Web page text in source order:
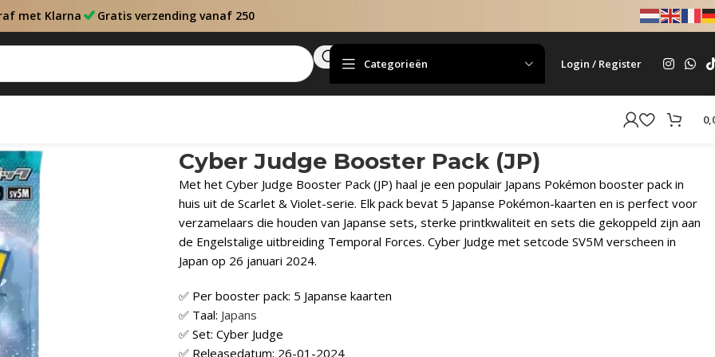
met Klarna Gratis verzending vanaf 250
Categorieën Login / Register
Cyber Judge Booster Pack (JP)
Met het Cyber Judge Booster Pack (JP) haal je een populair Japans Pokémon booster pack in
huis uit de Scarlet & Violet-serie. Elk pack bevat 5 Japanse Pokémon-kaarten en is perfect voor
verzamelaars die houden van Japanse sets, sterke printkwaliteit en sets die gekoppeld zijn aan
de Engelstalige uitbreiding Temporal Forces. Cyber Judge met setcode SV5M verscheen in
Japan op 26 januari 2024.
✅ Per booster pack: 5 Japanse kaarten
✅ Taal: Japans
✅ Set: Cyber Judge
✅ Releasedatum: 26-01-2024